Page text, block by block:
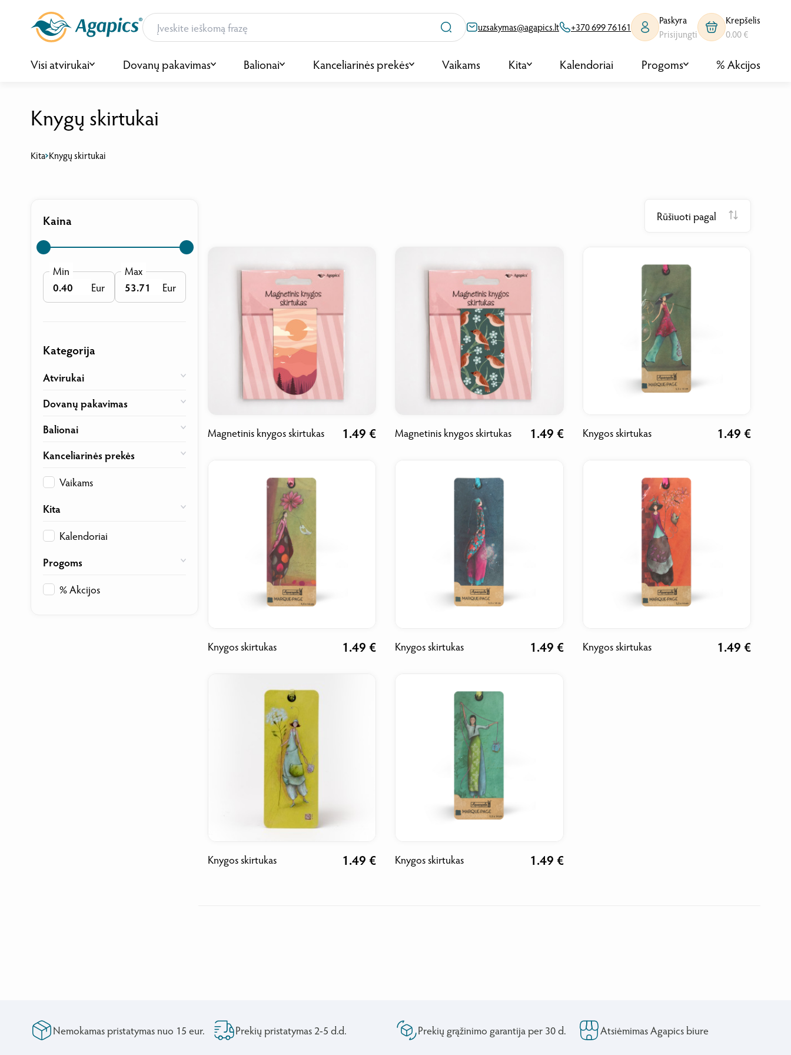
uzsakymas@agapics.lt +370 699 76161
Paskyra
Prisijungti
Krepšelis
0.00 €
Visi atvirukai Dovanų pakavimas Balionai Kanceliarinės prekės Vaikams Kita Kalendoriai Progoms % Akcijos
Knygų skirtukai
Kita Knygų skirtukai
Kaina
Min
Eur
Max
Eur
Kategorija
Atvirukai
Dovanų pakavimas
Balionai
Kanceliarinės prekės
Vaikams
Kita
Kalendoriai
Progoms
% Akcijos
Magnetinis knygos skirtukas 1.49 € Magnetinis knygos skirtukas 1.49 € Knygos skirtukas 1.49 €
Knygos skirtukas 1.49 € Knygos skirtukas 1.49 € Knygos skirtukas 1.49 €
Knygos skirtukas 1.49 € Knygos skirtukas 1.49 €
Nemokamas pristatymas nuo 15 eur. Prekių pristatymas 2-5 d.d. Prekių grąžinimo garantija per 30 d. Atsiėmimas Agapics biure